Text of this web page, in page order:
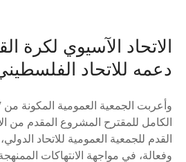
الاتحاد الآسيوي لكرة
دعمه للاتحاد
الكامل للمقترح المشروع المقدم من
القدم للجمعية العمومية للاتحاد
وفعالة، في مواجهة الانتهاكات